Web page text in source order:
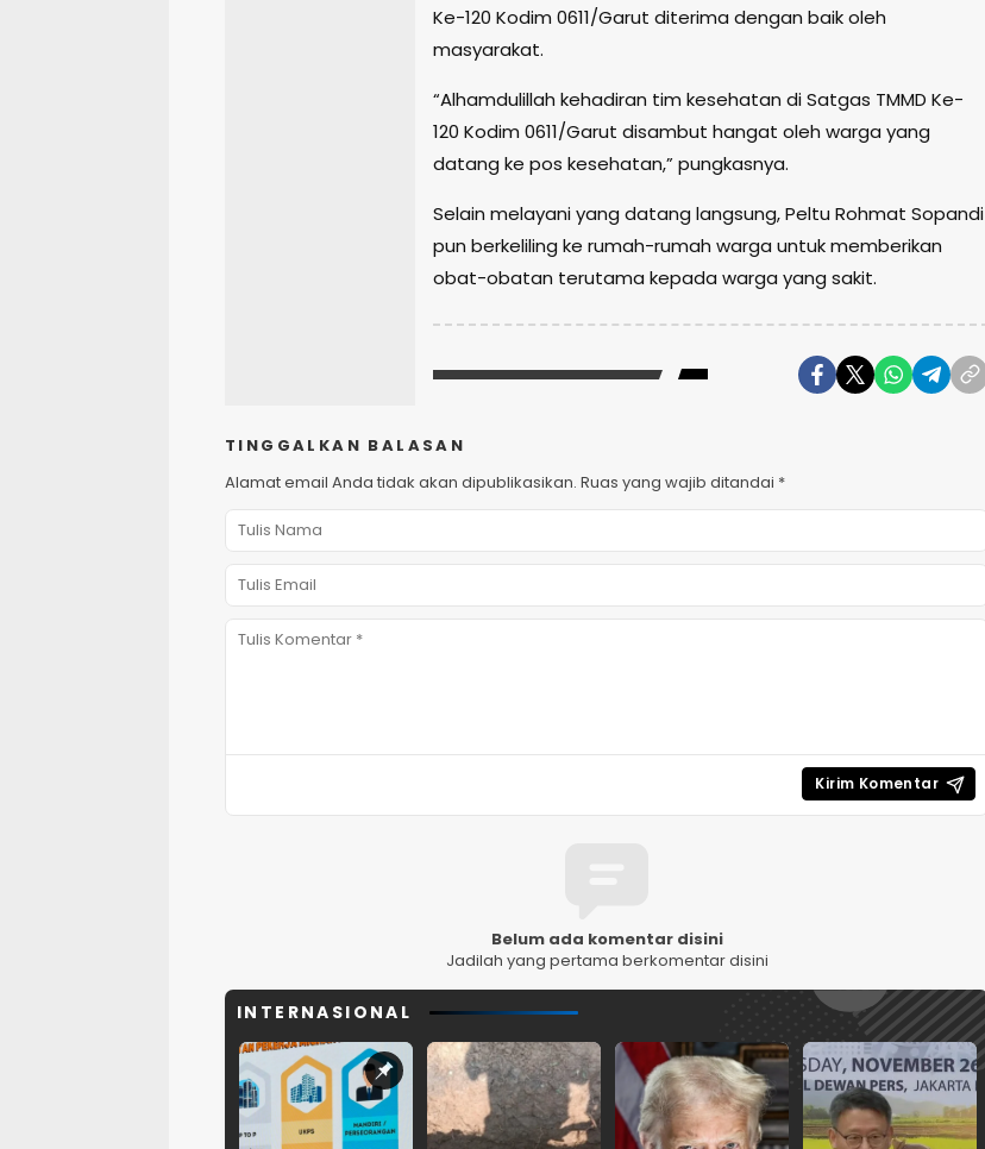
Ke-120 Kodim 0611/Garut diterima dengan baik oleh
masyarakat.
“Alhamdulillah kehadiran tim kesehatan di Satgas TMMD Ke-
120 Kodim 0611/Garut disambut hangat oleh warga yang
datang ke pos kesehatan,” pungkasnya.
Selain melayani yang datang langsung, Peltu Rohmat Sopandi
pun berkeliling ke rumah-rumah warga untuk memberikan
obat-obatan terutama kepada warga yang sakit.
TINGGALKAN BALASAN
Alamat email Anda tidak akan dipublikasikan. Ruas yang wajib ditandai *
Belum ada komentar disini
Jadilah yang pertama berkomentar disini
INTERNASIONAL